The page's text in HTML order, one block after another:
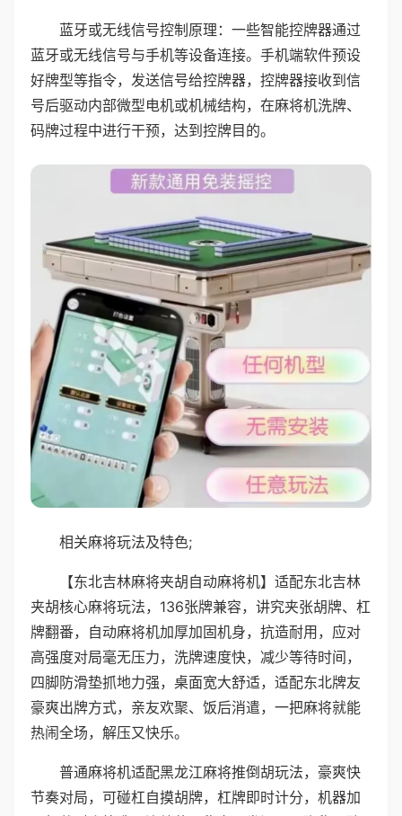
蓝牙或无线信号控制原理：一些智能控牌器通过
蓝牙或无线信号与手机等设备连接。手机端软件预设
好牌型等指令，发送信号给控牌器，控牌器接收到信
号后驱动内部微型电机或机械结构，在麻将机洗牌、
码牌过程中进行干预，达到控牌目的。
相关麻将玩法及特色;
【东北吉林麻将夹胡自动麻将机】适配东北吉林
夹胡核心麻将玩法，136张牌兼容，讲究夹张胡牌、杠
牌翻番，自动麻将机加厚加固机身，抗造耐用，应对
高强度对局毫无压力，洗牌速度快，减少等待时间，
四脚防滑垫抓地力强，桌面宽大舒适，适配东北牌友
豪爽出牌方式，亲友欢聚、饭后消遣，一把麻将就能
热闹全场，解压又快乐。
普通麻将机适配黑龙江麻将推倒胡玩法，豪爽快
节奏对局，可碰杠自摸胡牌，杠牌即时计分，机器加